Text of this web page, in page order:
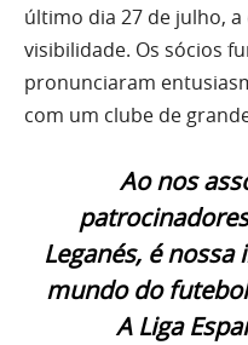
último dia 27 de julho,
visibilidade. Os sócios
pronunciaram
com um clube de
Ao nos
Leganés, é
mundo do
A Liga